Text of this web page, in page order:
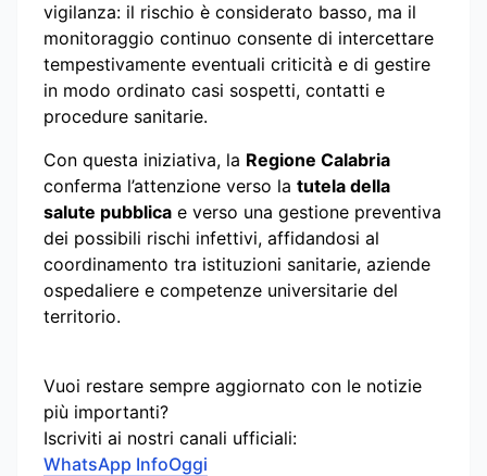
vigilanza: il rischio è considerato basso, ma il
monitoraggio continuo consente di intercettare
tempestivamente eventuali criticità e di gestire
in modo ordinato casi sospetti, contatti e
procedure sanitarie.
Con questa iniziativa, la Regione Calabria
conferma l’attenzione verso la tutela della
salute pubblica e verso una gestione preventiva
dei possibili rischi infettivi, affidandosi al
coordinamento tra istituzioni sanitarie, aziende
ospedaliere e competenze universitarie del
territorio.
Vuoi restare sempre aggiornato con le notizie
più importanti?
Iscriviti ai nostri canali ufficiali:
WhatsApp InfoOggi